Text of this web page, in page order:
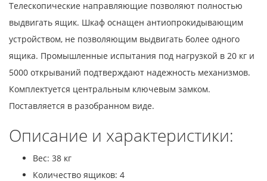
Телескопические направляющие позволяют полностью
выдвигать ящик. Шкаф оснащен антиопрокидывающим
устройством, не позволяющим выдвигать более одного
ящика. Промышленные испытания под нагрузкой в 20 кг и
5000 открываний подтверждают надежность механизмов.
Комплектуется центральным ключевым замком.
Поставляется в разобранном виде.
Описание и характеристики:
Вес: 38 кг
Количество ящиков: 4